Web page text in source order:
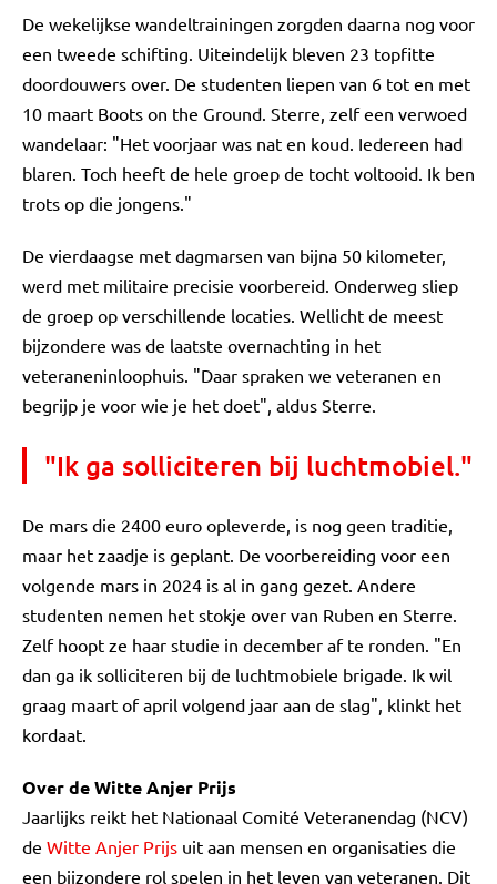
De wekelijkse wandeltrainingen zorgden daarna nog voor
een tweede schifting. Uiteindelijk bleven 23 topfitte
doordouwers over. De studenten liepen van 6 tot en met
10 maart Boots on the Ground. Sterre, zelf een verwoed
wandelaar: "Het voorjaar was nat en koud. Iedereen had
blaren. Toch heeft de hele groep de tocht voltooid. Ik ben
trots op die jongens."
De vierdaagse met dagmarsen van bijna 50 kilometer,
werd met militaire precisie voorbereid. Onderweg sliep
de groep op verschillende locaties. Wellicht de meest
bijzondere was de laatste overnachting in het
veteraneninloophuis. "Daar spraken we veteranen en
begrijp je voor wie je het doet", aldus Sterre.
"Ik ga solliciteren bij luchtmobiel."
De mars die 2400 euro opleverde, is nog geen traditie,
maar het zaadje is geplant. De voorbereiding voor een
volgende mars in 2024 is al in gang gezet. Andere
studenten nemen het stokje over van Ruben en Sterre.
Zelf hoopt ze haar studie in december af te ronden. "En
dan ga ik solliciteren bij de luchtmobiele brigade. Ik wil
graag maart of april volgend jaar aan de slag", klinkt het
kordaat.
Over de Witte Anjer Prijs
Jaarlijks reikt het Nationaal Comité Veteranendag (NCV)
de Witte Anjer Prijs uit aan mensen en organisaties die
een bijzondere rol spelen in het leven van veteranen. Dit